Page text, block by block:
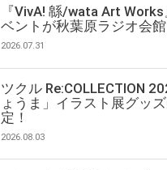
『VivA! 緜/wata Art
ベントが秋葉原ラジオ会館
2026.07.31
ツクル Re:COLLECTION
ょうま」イラスト展グッ
定！
2026.08.03